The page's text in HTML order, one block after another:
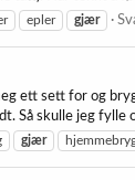
epler gjær
ett sett for og
Så skulle jeg fylle
gjær